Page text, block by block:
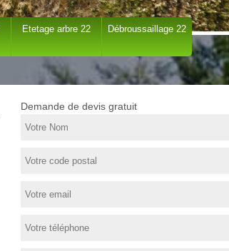
Etetage arbre 22 Débroussaillage 22
Demande de devis gratuit